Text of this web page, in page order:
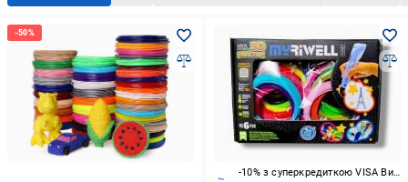
-10% з суперкредиткою VISA Вигода